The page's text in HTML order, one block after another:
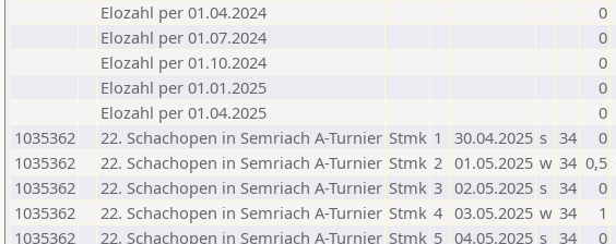
Elozahl per 01.04.2024
0
Elozahl per 01.07.2024
0
Elozahl per 01.10.2024
0
Elozahl per 01.01.2025
0
Elozahl per 01.04.2025
0
1035362
22. Schachopen in Semriach A-Turnier Stmk 1 30.04.2025 s 34 0
1035362
22. Schachopen in Semriach A-Turnier Stmk 2 01.05.2025 w 34 0,5
1035362
22. Schachopen in Semriach A-Turnier Stmk 3 02.05.2025 s 34 0
1035362
22. Schachopen in Semriach A-Turnier Stmk 4 03.05.2025 w 34 1
1035362
22. Schachopen in Semriach A-Turnier Stmk 5 04.05.2025 s 34 0